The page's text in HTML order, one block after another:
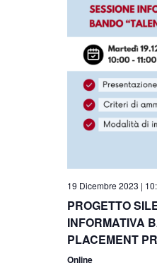
19 Dicembre 2023 |
PROGETTO
INFORMATIVA
PLACEMENT
Online